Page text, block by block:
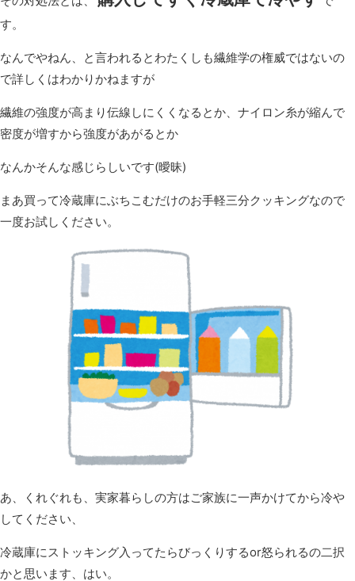
す。
なんでやねん、と言われるとわたくしも繊維学の権威ではないの
で詳しくはわかりかねますが
繊維の強度が高まり伝線しにくくなるとか、ナイロン糸が縮んで
密度が増すから強度があがるとか
なんかそんな感じらしいです(曖昧)
まあ買って冷蔵庫にぶちこむだけのお手軽三分クッキングなので
一度お試しください。
あ、くれぐれも、実家暮らしの方はご家族に一声かけてから冷や
してください、
冷蔵庫にストッキング入ってたらびっくりするor怒られるの二択
かと思います、はい。